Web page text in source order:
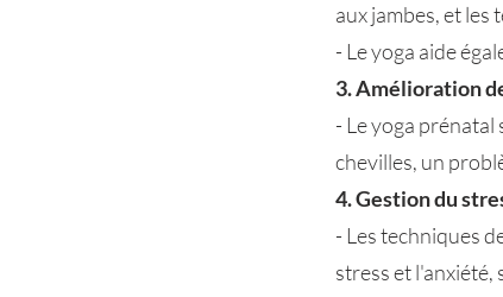
aux jambes, et les
- Le yoga aide
3. Amélioration
- Le yoga prénatal
chevilles, un
4. Gestion du
- Les techniques
stress et l'anxiété,